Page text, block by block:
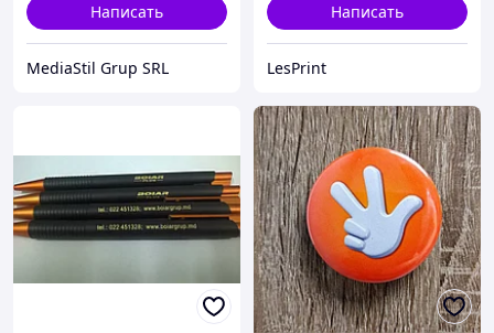
Написать
MediaStil Grup SRL
Написать
LesPrint